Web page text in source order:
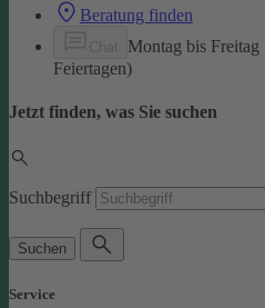
Beratung finden
Montag bis
Feiertagen)
Jetzt finden, was Sie suchen
Suchbegriff
Suchen
Service